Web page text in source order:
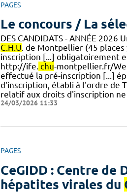
PAGES
Le concours / La
DES CANDIDATS - ANNÉE
C.H.U. de Montpellier (45
inscription [...] obligatoirement
http://ife. chu-montpellier.fr/
effectué la pré-inscription [...]
d'inscription, établi à l'ordre de
relatif aux droits d'inscription ne
24/03/2026 11:33
PAGES
CeGIDD : Centre de
hépatites virales du